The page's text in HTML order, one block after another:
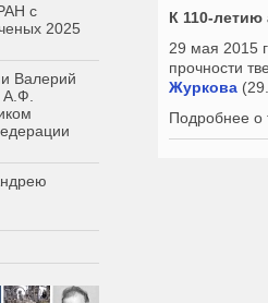
с
2025
Валерий
К 110-
29 мая 2015
прочности
Журкова
Подробнее о